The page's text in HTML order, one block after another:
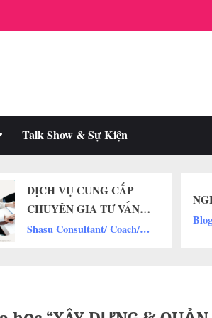
Talk Show & Sự Kiện
NGHỆ THUẬT VÀ LỊCH SỬ